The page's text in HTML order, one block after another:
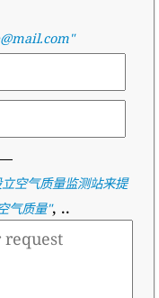
空气质量监测站来提
气质量", ..